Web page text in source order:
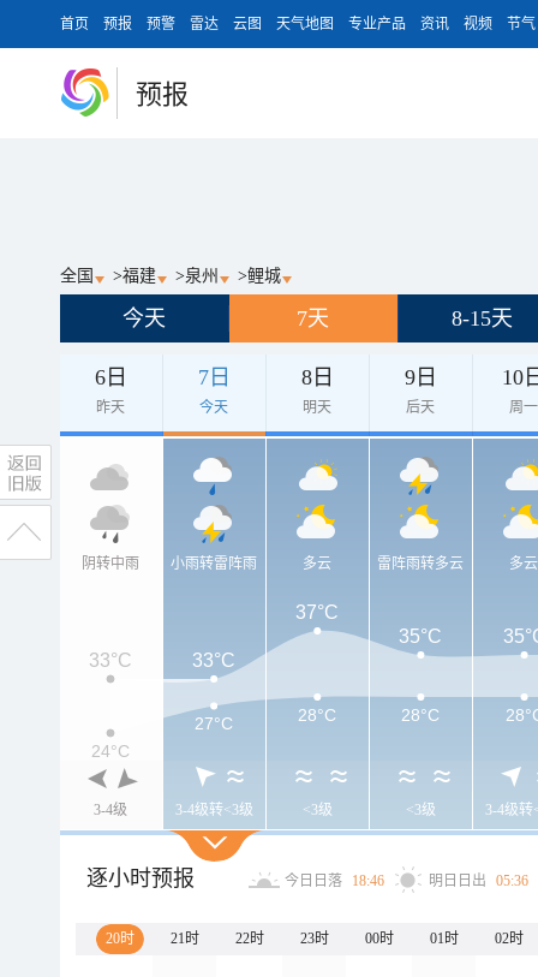
首页 预报 预警 雷达 云图 天气地图 专业产品 资讯 视频 节气
预报
全国 >福建 >泉州 >鲤城
今天 7天 8-15天
6日
昨天
7日
今天
8日
明天
9日
后天
10
周一
阴转中雨
3-4级
小雨转雷阵雨
3-4级转<3级
多云
<3级
雷阵雨转多云
<3级
多云
3-4级转
33°C 33°C
37°C
35°C
24°C
27°C 28°C 28°C
逐小时预报 今日日落 18:46 明日日出 05:36
20时 21时 22时 23时 00时 01时 02时